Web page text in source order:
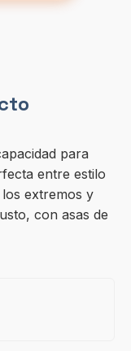
para
entre estilo
extremos y
con asas de